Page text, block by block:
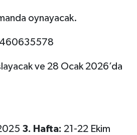
oynayacak.
ve 28 Ocak 2026’da
3. Hafta: 21-22 Ekim